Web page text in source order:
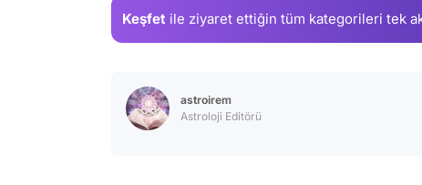
Keşfet ile ziyaret ettiğin tüm kategorileri tek
astroirem
Astroloji Editörü